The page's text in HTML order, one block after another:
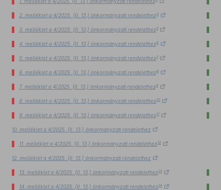
2. melléklet a 4/2025. (II. 13.) önkormányzati rendelethez4
3. melléklet a 4/2025. (II. 13.) önkormányzati rendelethez5
4. melléklet a 4/2025. (II. 13.) önkormányzati rendelethez6
5. melléklet a 4/2025. (II. 13.) önkormányzati rendelethez7
6. melléklet a 4/2025. (II. 13.) önkormányzati rendelethez8
7. melléklet a 4/2025. (II. 13.) önkormányzati rendelethez9
8. melléklet a 4/2025. (II. 13.) önkormányzati rendelethez10
9. melléklet a 4/2025. (II. 13.) önkormányzati rendelethez11
10. melléklet a 4/2025. (II. 13.) önkormányzati rendelethez
11. melléklet a 4/2025. (II. 13.) önkormányzati rendelethez12
12. melléklet a 4/2025. (II. 13.) önkormányzati rendelethez
13. melléklet a 4/2025. (II. 13.) önkormányzati rendelethez13
14. melléklet a 4/2025. (II. 13.) önkormányzati rendelethez14